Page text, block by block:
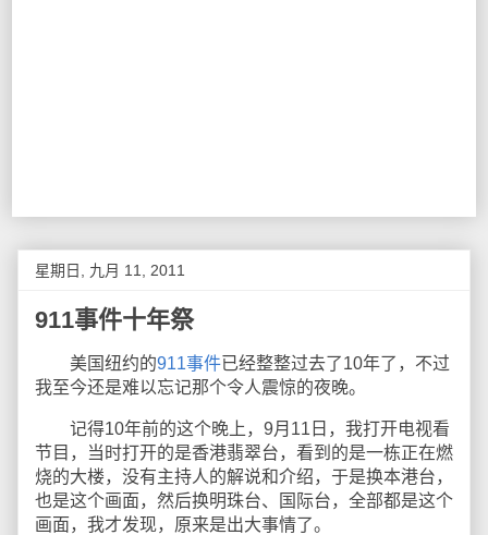
星期日, 九月 11, 2011
911事件十年祭
美国纽约的911事件已经整整过去了10年了，不过
我至今还是难以忘记那个令人震惊的夜晚。
记得10年前的这个晚上，9月11日，我打开电视看
节目，当时打开的是香港翡翠台，看到的是一栋正在燃
烧的大楼，没有主持人的解说和介绍，于是换本港台，
也是这个画面，然后换明珠台、国际台，全部都是这个
画面，我才发现，原来是出大事情了。